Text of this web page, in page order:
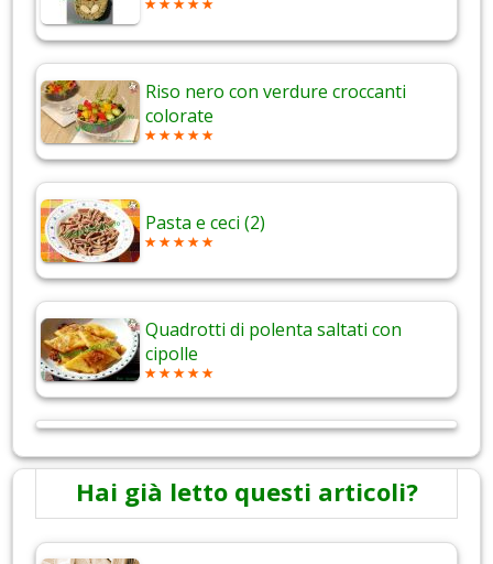
Riso nero con verdure croccanti
colorate
Pasta e ceci (2)
Quadrotti di polenta saltati con
cipolle
Hai già letto questi articoli?